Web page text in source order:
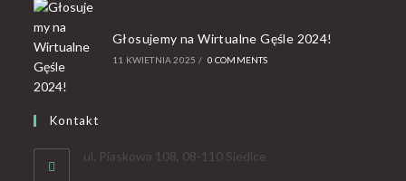
Głosujemy na Wirtualne Gęśle 2024!
11 KWIETNIA 2025 / 0 COMMENTS
Kontakt
ul. Piaskowa 108, 08-110 Siedlce